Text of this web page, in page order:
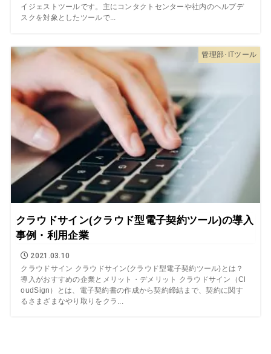
イジェストツールです。主にコンタクトセンターや社内のヘルプデ
スクを対象としたツールで...
管理部･ITツール
クラウドサイン(クラウド型電子契約ツール)の導入
事例・利用企業
2021.03.10
クラウドサイン クラウドサイン(クラウド型電子契約ツール)とは？
導入がおすすめの企業とメリット・デメリット クラウドサイン（Cl
oudSign）とは、電子契約書の作成から契約締結まで、契約に関す
るさまざまなやり取りをクラ...